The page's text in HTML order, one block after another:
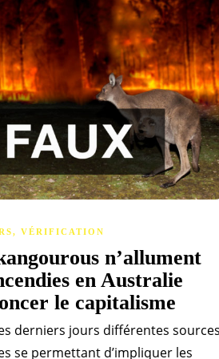
, VÉRIFICATION
n’allument
en Australie
le capitalisme
derniers jours différentes
se permettant d’impliquer les